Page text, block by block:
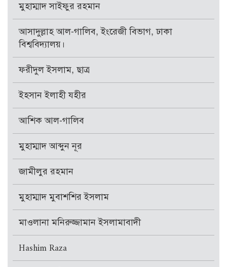
মুহাম্মাদ সাইফুর রহমান
আসাদুল্লাহ আল-গালিব, ইংরেজী বিভাগ, ঢাকা
বিশ্ববিদ্যালয়।
ফরীদুল ইসলাম, ছাত্র
ইহসান ইলাহী যহীর
আশিক আল-গালিব
মুহাম্মাদ আব্দুন নূর
জামীলুর রহমান
মুহাম্মাদ মুবাশশির ইসলাম
মাওলানা মনিরুজ্জামান ইসলামাবাদী
Hashim Raza